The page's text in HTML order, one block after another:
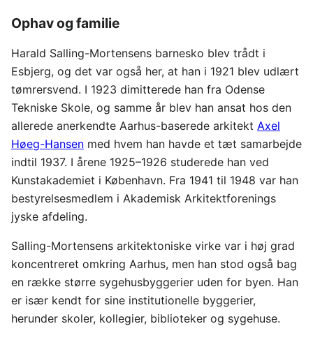
Ophav og familie
Harald Salling-Mortensens barnesko blev trådt i
Esbjerg, og det var også her, at han i 1921 blev udlært
tømrersvend. I 1923 dimitterede han fra Odense
Tekniske Skole, og samme år blev han ansat hos den
allerede anerkendte Aarhus-baserede arkitekt Axel
Høeg-Hansen med hvem han havde et tæt samarbejde
indtil 1937. I årene 1925–1926 studerede han ved
Kunstakademiet i København. Fra 1941 til 1948 var han
bestyrelsesmedlem i Akademisk Arkitektforenings
jyske afdeling.
Salling-Mortensens arkitektoniske virke var i høj grad
koncentreret omkring Aarhus, men han stod også bag
en række større sygehusbyggerier uden for byen. Han
er især kendt for sine institutionelle byggerier,
herunder skoler, kollegier, biblioteker og sygehuse.